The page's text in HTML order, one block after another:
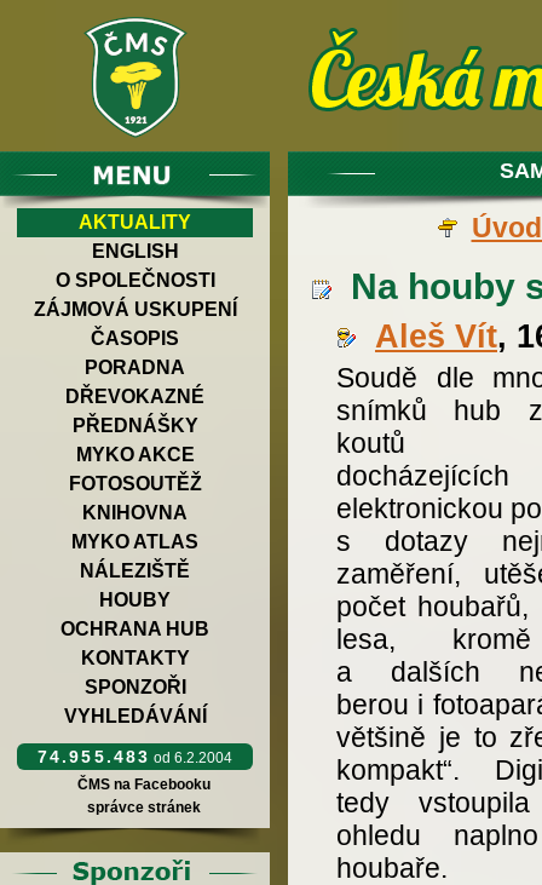
AKTUALITY
ENGLISH
O SPOLEČNOSTI
ZÁJMOVÁ USKUPENÍ
ČASOPIS
PORADNA
DŘEVOKAZNÉ
PŘEDNÁŠKY
MYKO AKCE
FOTOSOUTĚŽ
KNIHOVNA
MYKO ATLAS
NÁLEZIŠTĚ
HOUBY
OCHRANA HUB
KONTAKTY
SPONZOŘI
VYHLEDÁVÁNÍ
74.955.483 od 6.2.2004
ČMS na Facebooku
správce stránek
Na houby
Aleš Vít,
Soudě dle
snímků hub
koutů
elektronickou
s dotazy
zaměření,
počet
lesa,
a dalších
berou i
většině je to
kompakt“.
tedy
ohledu
houbaře.